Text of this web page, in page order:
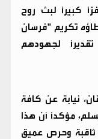
كبيراً لبث روح
تكريم "فرسان
لجهودهم
نيابة عن كافة
مؤكداً أن هذا
ثاقبة وحرص عميق